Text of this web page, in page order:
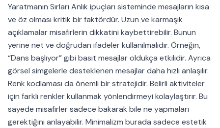
Yaratmanın Sırları Anlık ipuçları sisteminde mesajların kısa
ve öz olması kritik bir faktördür. Uzun ve karmaşık
açıklamalar misafirlerin dikkatini kaybettirebilir. Bunun
yerine net ve doğrudan ifadeler kullanılmalıdır. Örneğin,
“Dans başlıyor” gibi basit mesajlar oldukça etkilidir. Ayrıca
görsel simgelerle desteklenen mesajlar daha hızlı anlaşılır.
Renk kodlaması da önemli bir stratejidir. Belirli aktiviteler
için farklı renkler kullanmak yönlendirmeyi kolaylaştırır. Bu
sayede misafirler sadece bakarak bile ne yapmaları
gerektiğini anlayabilir. Minimalizm burada sadece estetik